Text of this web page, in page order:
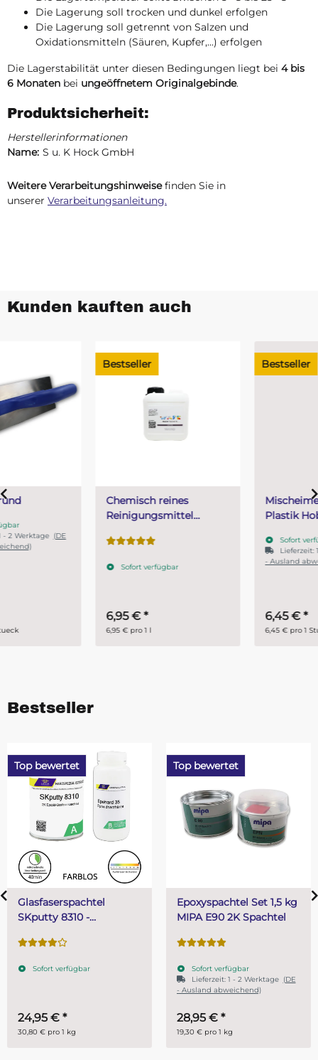
Die Lagerung soll trocken und dunkel erfolgen
Die Lagerung soll getrennt von Salzen und
Oxidationsmitteln (Säuren, Kupfer,...) erfolgen
Die Lagerstabilität unter diesen Bedingungen liegt bei 4 bis
6 Monaten bei ungeöffnetem Originalgebinde.
Produktsicherheit:
Herstellerinformationen
Name: S u. K Hock GmbH
Weitere Verarbeitungshinweisefinden Sie in
unserer Verarbeitungsanleitung.
Kunden kauften auch
Chemisch reines
Aceton pur 99 %
unverdünnt 1 Liter
6,95 € pro 1 l
Mischeimer 30 Liter
Plastik Hobbock stabil
1 - 2 Werktage(DE
Bestseller
Top bewertet
Epoxyspachtel Set 1,5 kg
MIPA E90 2K Spachtel
Sofort verfügbar
28,95 €*
19,30 € pro 1 kg
Top bewertet
PUR (Resin) 4 Minuten
Gießharz SKresin 6804
Sofort verfügbar
ab14,95 €
29,90 € pro 1 kg